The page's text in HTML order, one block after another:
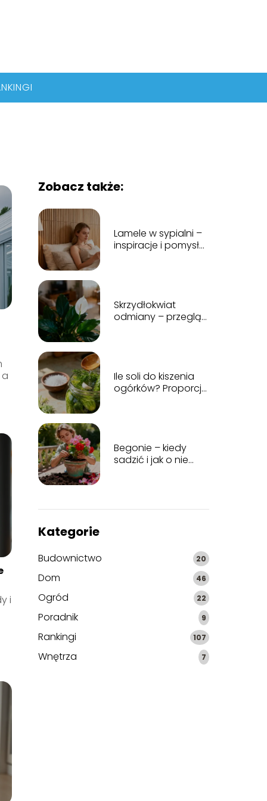
i
Zobacz także:
Lamele w sypialni –
inspiracje i pomysły
Skrzydłokwiat
odmiany – przegląd
Ile soli do kiszenia
ogórków? Proporcje
Begonie – kiedy
sadzić i jak o nie
Kategorie
Budownictwo 20
Dom 46
Ogród 22
Poradnik 9
Rankingi 107
Wnętrza 7